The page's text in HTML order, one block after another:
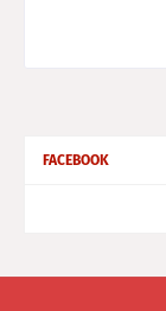
FACEBOOK